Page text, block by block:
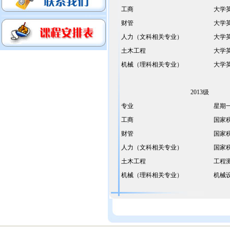
工商
大学
财管
大学
人力（文科相关专业）
大学
土木工程
大学
机械（理科相关专业）
大学
2013级
专业
星期
工商
国家
财管
国家
人力（文科相关专业）
国家
土木工程
工程
机械（理科相关专业）
机械